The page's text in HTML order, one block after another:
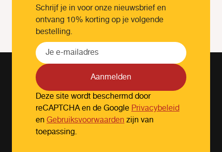
Schrijf je in voor onze nieuwsbrief en
ontvang 10% korting op je volgende
bestelling.
Aanmelden
Deze site wordt beschermd door
reCAPTCHA en de GooglePrivacybeleid
en Gebruiksvoorwaardenzijn van
toepassing.